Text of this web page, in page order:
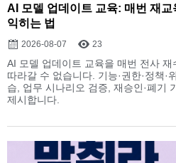
AI 모델 업데이트 교육: 매번 재
익히는 법
2026-08-07 23
AI 모델 업데이트 교육을 매번 전사
따라갈 수 없습니다. 기능·권한·정책·
습, 업무 시나리오 검증, 재승인·폐기
제시합니다.